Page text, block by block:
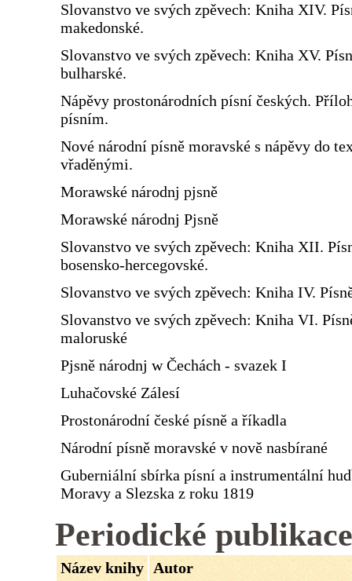
Slovanstvo ve svých zpěvech: Kniha XIV.
makedonské.
Slovanstvo ve svých zpěvech: Kniha XV.
bulharské.
Nápěvy prostonárodních písní českých.
písním.
Nové národní písně moravské s nápěvy do
vřaděnými.
Morawské národnj pjsně
Morawské národnj Pjsně
Slovanstvo ve svých zpěvech: Kniha XII.
bosensko-hercegovské.
Slovanstvo ve svých zpěvech: Kniha IV.
Slovanstvo ve svých zpěvech: Kniha VI.
maloruské
Pjsně národnj w Čechách - svazek I
Luhačovské Zálesí
Prostonárodní české písně a říkadla
Národní písně moravské v nově nasbírané
Guberniální sbírka písní a instrumentální
Moravy a Slezska z roku 1819
Periodické publikace
Název knihy Autor